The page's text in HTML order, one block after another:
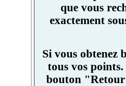
que vous
exactement
Si vous obtenez
tous vos
bouton